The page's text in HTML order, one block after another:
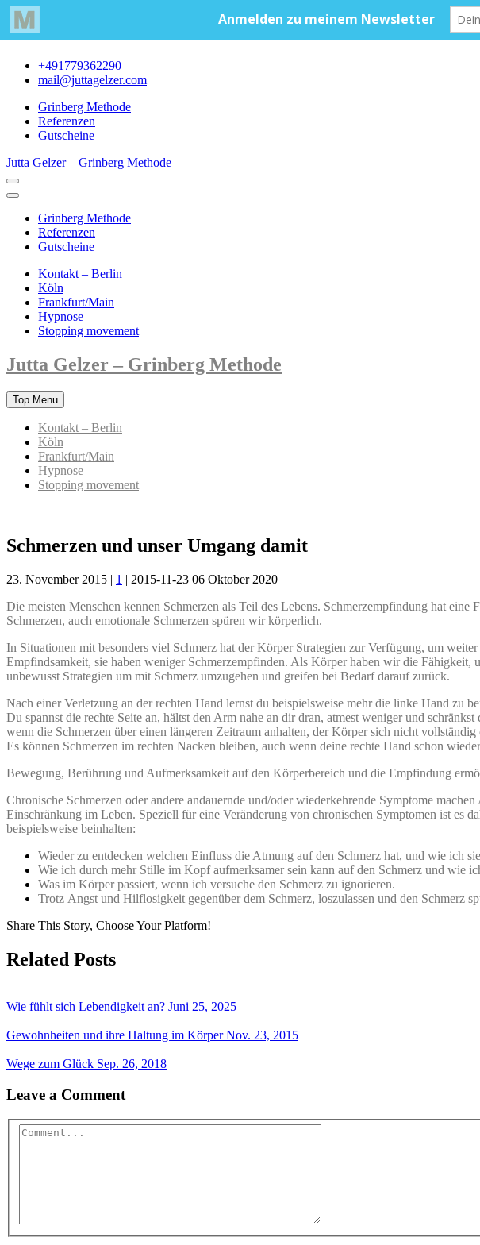
+491779362290
mail@juttagelzer.com
Grinberg Methode
Referenzen
Gutscheine
Jutta Gelzer – Grinberg Methode
Grinberg Methode
Referenzen
Gutscheine
Kontakt – Berlin
Köln
Frankfurt/Main
Hypnose
Stopping movement
Jutta Gelzer – Grinberg Methode
Top Menu Skip
to
content
Kontakt – Berlin
Köln
Frankfurt/Main
Hypnose
Stopping movement
Schmerzen und unser Umgang damit
23. November 2015 | 1 | 2015-11-23 06 Oktober 2020
Die meisten Menschen kennen Schmerzen als Teil des Lebens. Schmerzempfindung hat
Schmerzen, auch emotionale Schmerzen spüren wir körperlich.
In Situationen mit besonders viel Schmerz hat der Körper Strategien zur Verfügung, um
Empfindsamkeit, sie haben weniger Schmerzempfinden. Als Körper haben wir die Fähigkeit,
unbewusst Strategien um mit Schmerz umzugehen und greifen bei Bedarf darauf zurück.
Nach einer Verletzung an der rechten Hand lernst du beispielsweise mehr die linke Hand zu
Du spannst die rechte Seite an, hältst den Arm nahe an dir dran, atmest weniger und
wenn die Schmerzen über einen längeren Zeitraum anhalten, der Körper sich nicht
Es können Schmerzen im rechten Nacken bleiben, auch wenn deine rechte Hand schon
Bewegung, Berührung und Aufmerksamkeit auf den Körperbereich und die Empfindung
Chronische Schmerzen oder andere andauernde und/oder wiederkehrende Symptome
Einschränkung im Leben. Speziell für eine Veränderung von chronischen Symptomen ist es
beispielsweise beinhalten:
Wieder zu entdecken welchen Einfluss die Atmung auf den Schmerz hat, und wie ich
Wie ich durch mehr Stille im Kopf aufmerksamer sein kann auf den Schmerz und wie
Was im Körper passiert, wenn ich versuche den Schmerz zu ignorieren.
Trotz Angst und Hilflosigkeit gegenüber dem Schmerz, loszulassen und den Schmerz
Share This Story, Choose Your Platform!
Related Posts
Wie fühlt sich Lebendigkeit an? Juni 25, 2025
Gewohnheiten und ihre Haltung im KörperNov. 23, 2015
Wege zum Glück Sep. 26, 2018
Leave a Comment